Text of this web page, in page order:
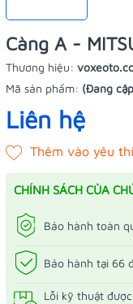
Càng A -
Thương hiệu:
Mã sản phẩm: (Đang
Liên hệ
CHÍNH SÁCH CỦA
Bảo hành toàn
Bảo hành tại 66
Lỗi kỹ thuật